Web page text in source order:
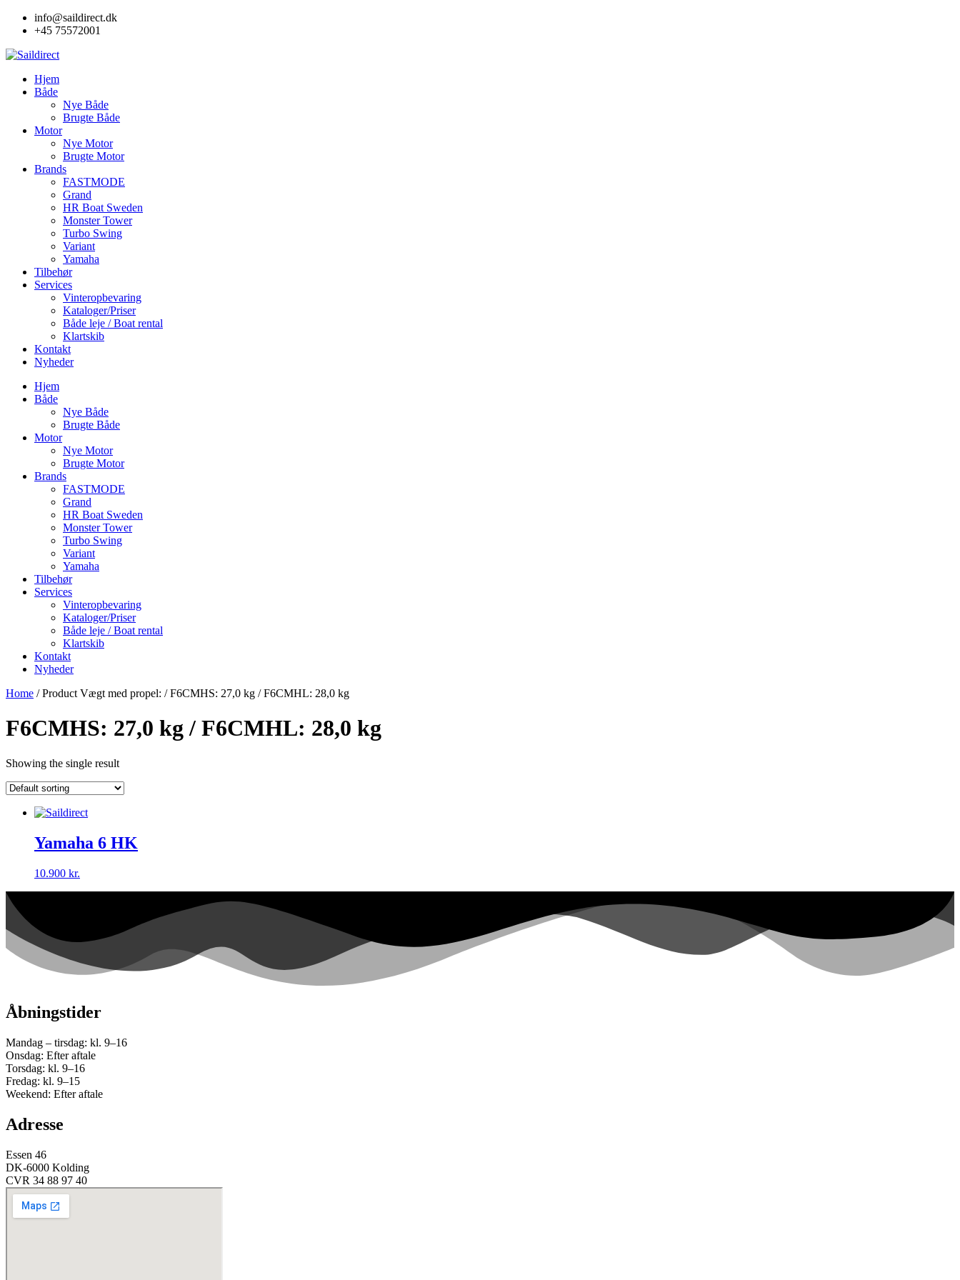
Skip
info@saildirect.dk
+45 75572001
Hjem
Både
Nye Både
Brugte Både
Motor
Nye Motor
Brugte Motor
Brands
FASTMODE
Grand
HR Boat Sweden
Monster Tower
Turbo Swing
Variant
Yamaha
Tilbehør
Services
Vinteropbevaring
Kataloger/Priser
Både leje / Boat rental
Klartskib
Kontakt
Nyheder
Hjem
Både
Nye Både
Brugte Både
Motor
Nye Motor
Brugte Motor
Brands
FASTMODE
Grand
HR Boat Sweden
Monster Tower
Turbo Swing
Variant
Yamaha
Tilbehør
Services
Vinteropbevaring
Kataloger/Priser
Både leje / Boat rental
Klartskib
Kontakt
Nyheder
Home / Product Vægt med propel: / F6CMHS: 27,0 kg / F6CMHL: 28,0 kg
F6CMHS: 27,0 kg / F6CMHL: 28,0 kg
Showing the single result
Yamaha 6 HK
10.900 kr.
Åbningstider
Mandag – tirsdag: kl. 9–16
Onsdag: Efter aftale
Torsdag: kl. 9–16
Fredag: kl. 9–15
Weekend: Efter aftale
Adresse
Essen 46
DK-6000 Kolding
CVR 34 88 97 40